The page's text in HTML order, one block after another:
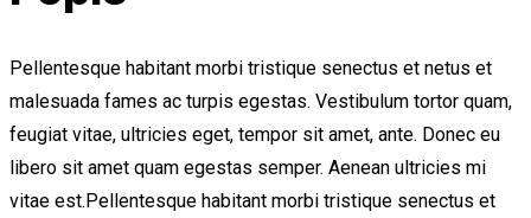
Pellentesque habitant morbi tristique senectus et netus et
malesuada fames ac turpis egestas. Vestibulum tortor quam,
feugiat vitae, ultricies eget, tempor sit amet, ante. Donec eu
libero sit amet quam egestas semper. Aenean ultricies mi
vitae est.Pellentesque habitant morbi tristique senectus et